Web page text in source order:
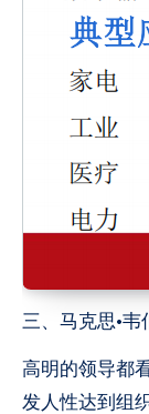
三、马克思·韦
高明的领导都
发人性达到组